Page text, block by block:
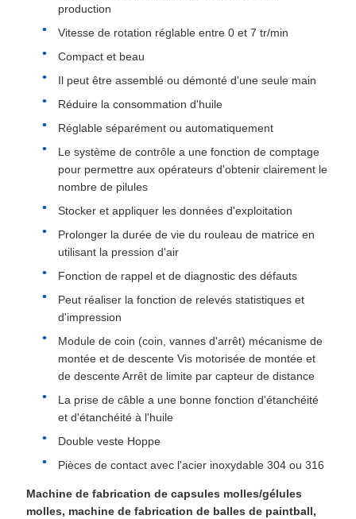
production
Vitesse de rotation réglable entre 0 et 7 tr/min
Compact et beau
Il peut être assemblé ou démonté d'une seule main
Réduire la consommation d'huile
Réglable séparément ou automatiquement
Le système de contrôle a une fonction de comptage
pour permettre aux opérateurs d'obtenir clairement le
nombre de pilules
Stocker et appliquer les données d'exploitation
Prolonger la durée de vie du rouleau de matrice en
utilisant la pression d'air
Fonction de rappel et de diagnostic des défauts
Peut réaliser la fonction de relevés statistiques et
d'impression
Module de coin (coin, vannes d'arrêt) mécanisme de
montée et de descente Vis motorisée de montée et
de descente Arrêt de limite par capteur de distance
La prise de câble a une bonne fonction d'étanchéité
et d'étanchéité à l'huile
Double veste Hoppe
Pièces de contact avec l'acier inoxydable 304 ou 316
Machine de fabrication de capsules molles/gélules
molles, machine de fabrication de balles de paintball,